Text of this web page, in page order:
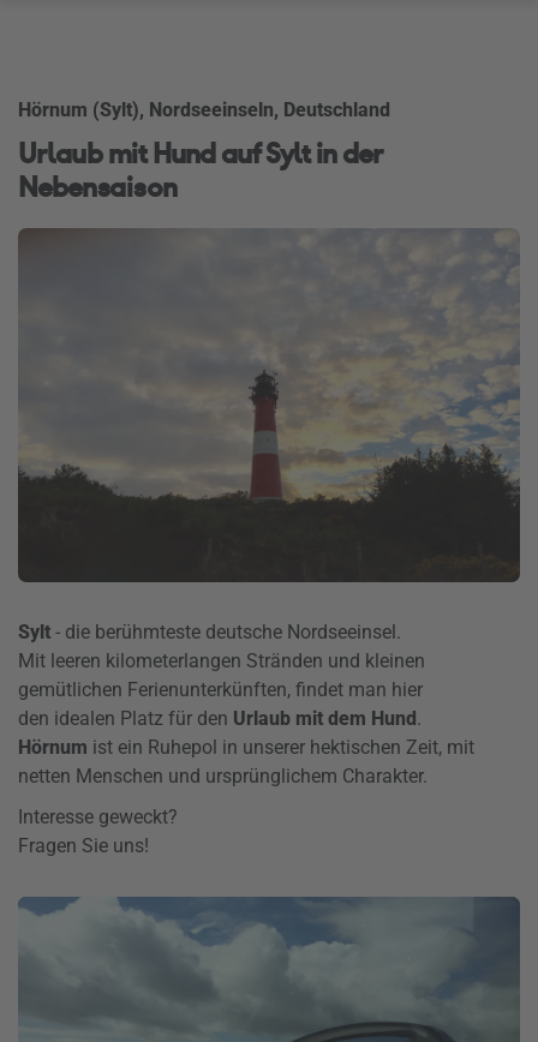
Hörnum (Sylt), Nordseeinseln, Deutschland
Urlaub mit Hund auf Sylt in der
Nebensaison
Sylt - die berühmteste deutsche Nordseeinsel.
Mit leeren kilometerlangen Stränden und kleinen
gemütlichen Ferienunterkünften, findet man hier
den idealen Platz für den Urlaub mit dem Hund .
Hörnum ist ein Ruhepol in unserer hektischen Zeit, mit
netten Menschen und ursprünglichem Charakter.
Interesse geweckt?
Fragen Sie uns!